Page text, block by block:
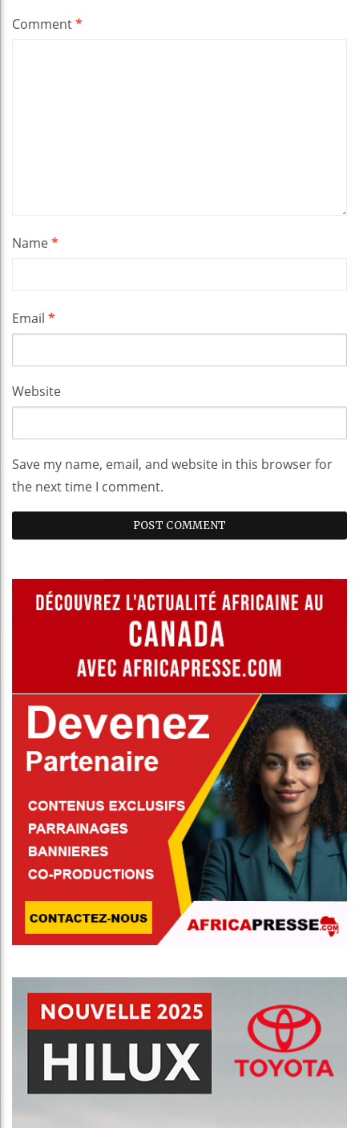
Comment*
Name*
Email *
Website
Save my name, email, and website in this browser for
the next time I comment.